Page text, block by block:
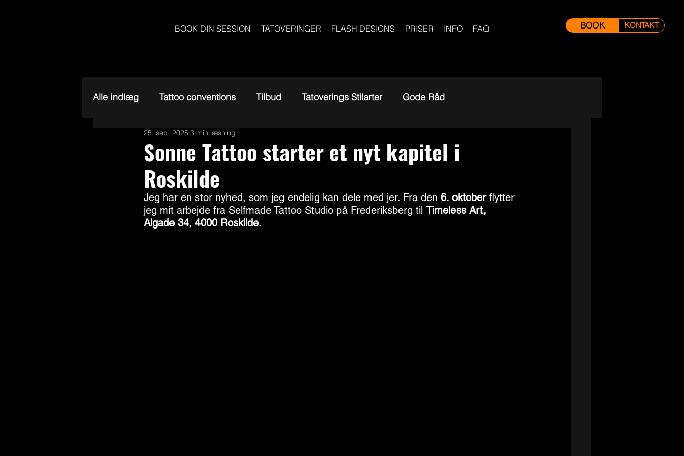
BOOK DIN SESSION TATOVERINGER FLASH DESIGNS PRISER INFO FAQ BOOK KONTAKT
Alle indlæg Tattoo conventions Tilbud Tatoverings Stilarter Gode Råd
Sonne Tattoo starter et nyt kapitel i
Roskilde
25. sep. 2025 3 min læsning
Jeg har en stor nyhed, som jeg endelig kan dele med jer. Fra den 6. oktober flytter
jeg mit arbejde fra Selfmade Tattoo Studio på Frederiksberg til Timeless Art,
Algade 34, 4000 Roskilde.